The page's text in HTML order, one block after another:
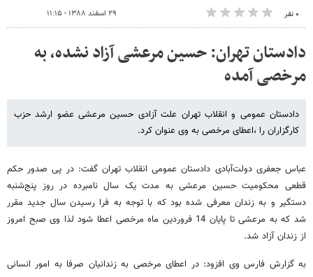
۰ نفر ۲۹ اسفند ۱۳۸۸ - ۱۱:۱۵
دادستان تهران: حسین مرعشی آزاد نشده، به
مرخصی آمده
دادستان عمومی و انقلاب تهران علت آزادی حسین مرعشی عضو ارشد حزب
کارگزاران را ،اعطای مرخصی به وی عنوان کرد.
عباس جعفری دولت‌آبادی دادستان عمومی انقلاب تهران گفت: در پی صدور حکم
قطعی محکومیت حسین مرعشی به مدت یک سال نامبرده در روز پنج‌شنبه
دستگیر و به زندان معرفی شده بود که با توجه به فرا رسیدن سال جدید مقرر
شد که به مرعشی تا پایان 14 فروردین ماه مرخصی اعطا شود لذا وی صبح امروز
از زندان آزاد شد.
به گزارش فارس وی افزود: در اعطای مرخصی به زندانیان صرفا به امور انسانی